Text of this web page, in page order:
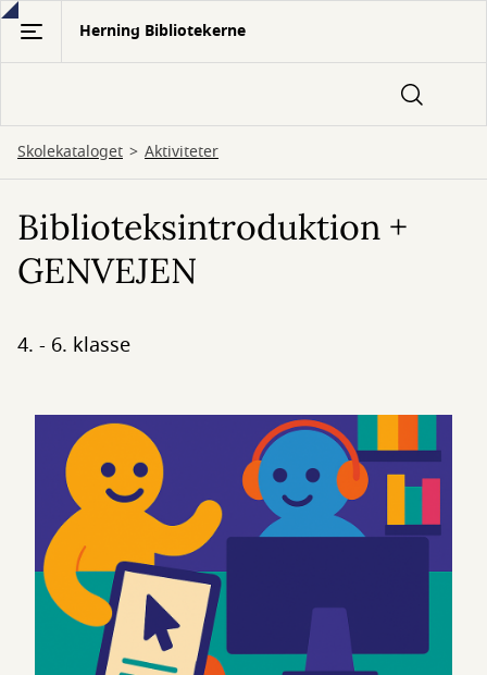
Gå
hovedindhold
Herning Bibliotekerne
Skolekataloget Aktiviteter
Biblioteksintroduktion +
GENVEJEN
4. - 6. klasse